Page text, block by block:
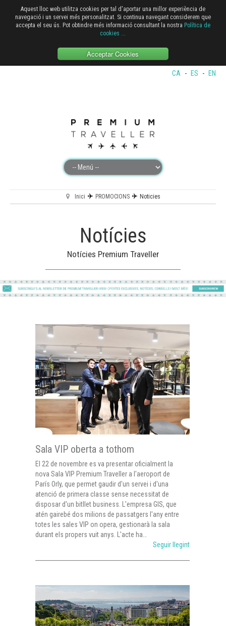
Aquest lloc web utilitza cookies per tal d'aportar una millor experiència de
navegació i un servei més personalitzat. Si continua navegant considerem que
accepta el seu ús. Pot obtindre més informació consultant la nostra Política de
cookies ...
Acceptar Cookies
CA - ES - EN
Inici PROMOCIONS Noticies
Notícies
Notícies Premium Traveller
Sala VIP oberta a tothom
El 22 de novembre es va presentar oficialment la
nova Sala VIP Premium Traveller a l'aeroport de
París Orly, que permet gaudir d'un servei i d'una
atenció de primera classe sense necessitat de
disposar d'un bitllet business. L'empresa GIS, que
atén gairebé dos milions de passatgers l'any entre
totes les sales VIP on opera, gestionarà la sala
durant els propers vuit anys. L'acte ha…
Seguir llegint